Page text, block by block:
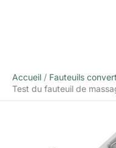
Accueil
Fauteuils
Test du fauteuil de